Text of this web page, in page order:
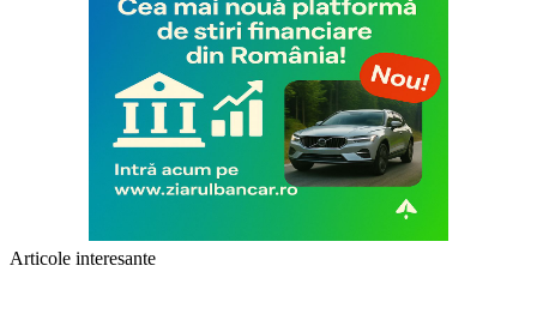
Articole interesante